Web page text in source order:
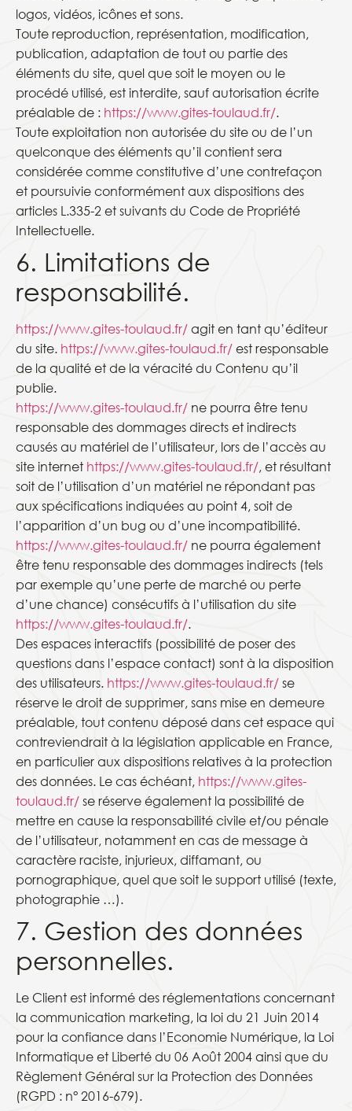
logos, vidéos, icônes et sons.
Toute reproduction, représentation, modification,
publication, adaptation de tout ou partie des
éléments du site, quel que soit le moyen ou le
procédé utilisé, est interdite, sauf autorisation écrite
préalable de : https://www.gites-toulaud.fr/.
Toute exploitation non autorisée du site ou de l’un
quelconque des éléments qu’il contient sera
considérée comme constitutive d’une contrefaçon
et poursuivie conformément aux dispositions des
articles L.335-2 et suivants du Code de Propriété
Intellectuelle.
6. Limitations de
responsabilité.
https://www.gites-toulaud.fr/ agit en tant qu’éditeur
du site. https://www.gites-toulaud.fr/ est responsable
de la qualité et de la véracité du Contenu qu’il
publie.
https://www.gites-toulaud.fr/ ne pourra être tenu
responsable des dommages directs et indirects
causés au matériel de l’utilisateur, lors de l’accès au
site internet https://www.gites-toulaud.fr/, et résultant
soit de l’utilisation d’un matériel ne répondant pas
aux spécifications indiquées au point 4, soit de
l’apparition d’un bug ou d’une incompatibilité.
https://www.gites-toulaud.fr/ ne pourra également
être tenu responsable des dommages indirects (tels
par exemple qu’une perte de marché ou perte
d’une chance) consécutifs à l’utilisation du site
https://www.gites-toulaud.fr/.
Des espaces interactifs (possibilité de poser des
questions dans l’espace contact) sont à la disposition
des utilisateurs. https://www.gites-toulaud.fr/ se
réserve le droit de supprimer, sans mise en demeure
préalable, tout contenu déposé dans cet espace qui
contreviendrait à la législation applicable en France,
en particulier aux dispositions relatives à la protection
des données. Le cas échéant, https://www.gites-
toulaud.fr/ se réserve également la possibilité de
mettre en cause la responsabilité civile et/ou pénale
de l’utilisateur, notamment en cas de message à
caractère raciste, injurieux, diffamant, ou
pornographique, quel que soit le support utilisé (texte,
photographie …).
7. Gestion des données
personnelles.
Le Client est informé des réglementations concernant
la communication marketing, la loi du 21 Juin 2014
pour la confiance dans l’Economie Numérique, la Loi
Informatique et Liberté du 06 Août 2004 ainsi que du
Règlement Général sur la Protection des Données
(RGPD : n° 2016-679).